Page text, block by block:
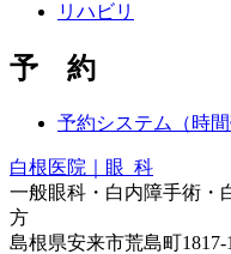
リハビリ
予 約
予約システム（時間
白根医院｜眼 科
一般眼科・白内障手術・
方
島根県安来市荒島町1817-